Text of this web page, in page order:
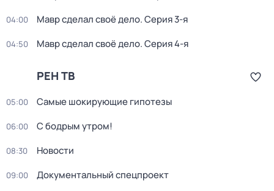
04:00 Мавр сделал своё дело. Серия 3-я
04:50 Мавр сделал своё дело. Серия 4-я
РЕН ТВ
05:00 Самые шoкиpующие гипотезы
06:00 С бодрым утром!
08:30 Новости
09:00 Документальный спецпроект